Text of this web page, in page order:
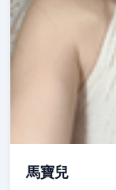
馬寶兒